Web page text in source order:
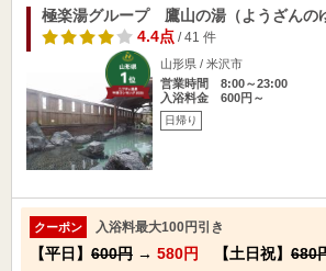
極楽湯グループ 鷹山の湯（ようざんの
4.4点/ 41 件
山形県 / 米沢市
営業時間 8:00～23:00
入浴料金 600円～
日帰り
クーポン 入浴料最大100円引き
【平日】 600円 → 580円 【土日祝】 680